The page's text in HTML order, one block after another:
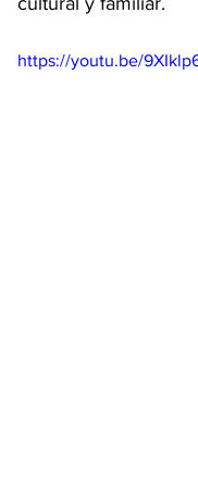
https://youtu.be/